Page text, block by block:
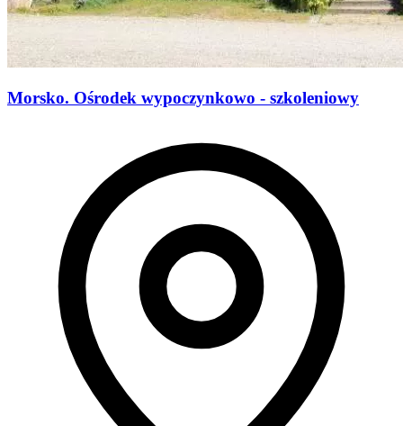
Morsko. Ośrodek wypoczynkowo - szkoleniowy